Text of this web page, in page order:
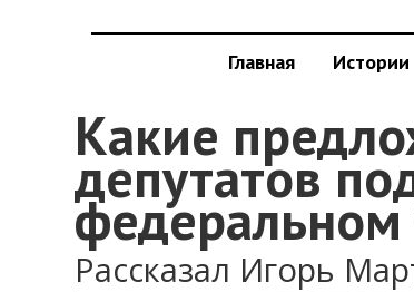
Главная Истории
Какие
депутатов
федеральном
Рассказал Игорь